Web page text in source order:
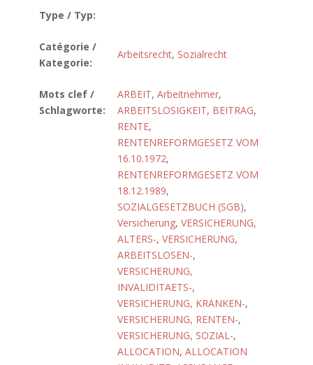
Type / Typ:
Catégorie /
Kategorie:
Arbeitsrecht, Sozialrecht
Mots clef /
Schlagworte:
ARBEIT, Arbeitnehmer,
ARBEITSLOSIGKEIT, BEITRAG,
RENTE,
RENTENREFORMGESETZ VOM
16.10.1972,
RENTENREFORMGESETZ VOM
18.12.1989,
SOZIALGESETZBUCH (SGB),
Versicherung, VERSICHERUNG,
ALTERS-, VERSICHERUNG,
ARBEITSLOSEN-,
VERSICHERUNG,
INVALIDITAETS-,
VERSICHERUNG, KRANKEN-,
VERSICHERUNG, RENTEN-,
VERSICHERUNG, SOZIAL-,
ALLOCATION, ALLOCATION